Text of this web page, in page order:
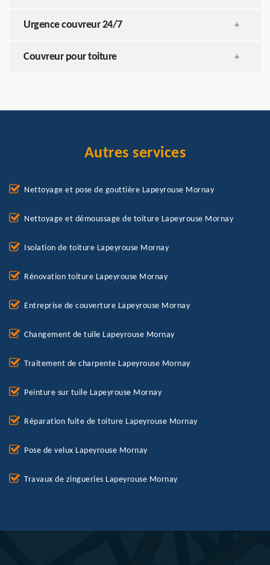
Urgence couvreur 24/7 +
Couvreur pour toiture +
Autres services
Nettoyage et pose de gouttière Lapeyrouse Mornay
Nettoyage et démoussage de toiture Lapeyrouse Mornay
Isolation de toiture Lapeyrouse Mornay
Rénovation toiture Lapeyrouse Mornay
Entreprise de couverture Lapeyrouse Mornay
Changement de tuile Lapeyrouse Mornay
Traitement de charpente Lapeyrouse Mornay
Peinture sur tuile Lapeyrouse Mornay
Réparation fuite de toiture Lapeyrouse Mornay
Pose de velux Lapeyrouse Mornay
Travaux de zingueries Lapeyrouse Mornay